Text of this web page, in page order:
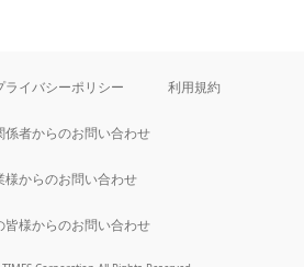
ライバシーポリシー 利用規約
係者からのお問い合わせ
様からのお問い合わせ
皆様からのお問い合わせ